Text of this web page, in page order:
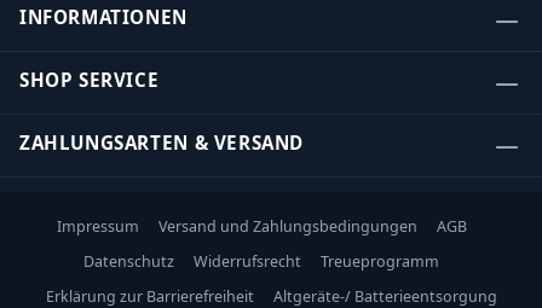
INFORMATIONEN
SHOP SERVICE
ZAHLUNGSARTEN & VERSAND
Impressum Versand und Zahlungsbedingungen
AGB
Datenschutz
Widerrufsrecht
Treueprogramm
Erklärung zur Barrierefreiheit
Altgeräte-/ Batterieentsorgung